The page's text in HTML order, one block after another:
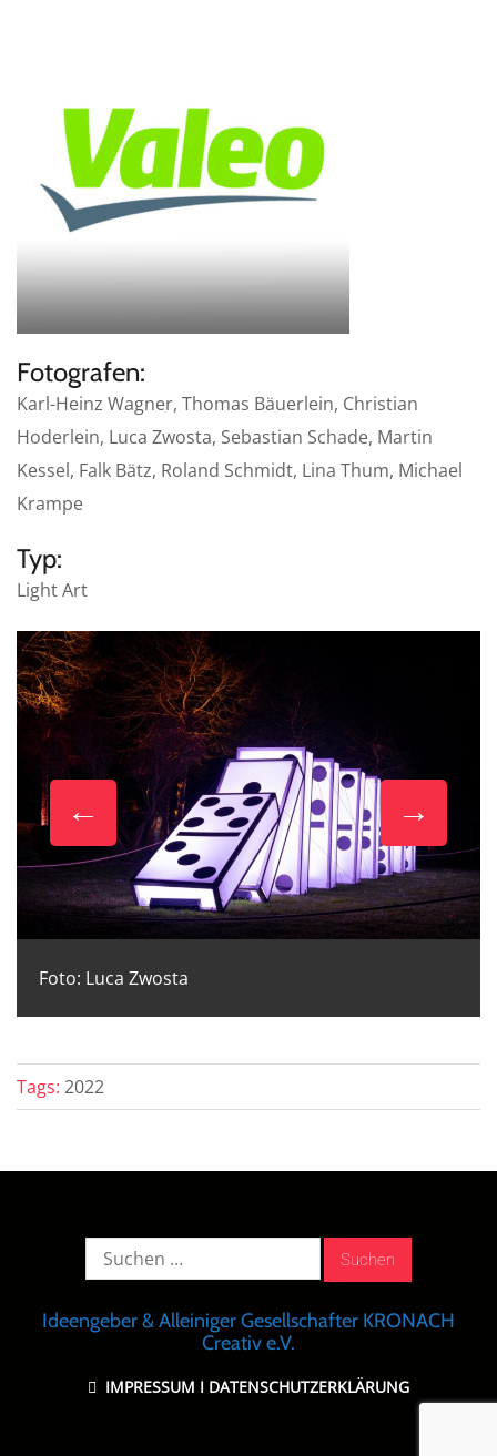
Fotografen:
Karl-Heinz Wagner, Thomas Bäuerlein, Christian
Hoderlein, Luca Zwosta, Sebastian Schade, Martin
Kessel, Falk Bätz, Roland Schmidt, Lina Thum, Michael
Krampe
Typ:
Light Art
Foto: Luca Zwosta
Tags: 2022
Suche
Ideengeber & Alleiniger Gesellschafter KRONACH
Creativ e.V.
IMPRESSUM I DATENSCHUTZERKLÄRUNG